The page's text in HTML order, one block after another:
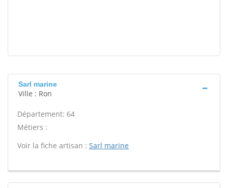
Sarl marine
Ville : Ron
Département: 64
Métiers :
Voir la fiche artisan : Sarl marine